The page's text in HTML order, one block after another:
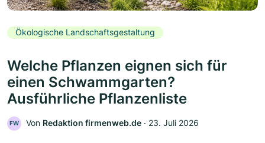
Ökologische Landschaftsgestaltung
Welche Pflanzen eignen sich für
einen Schwammgarten?
Ausführliche Pflanzenliste
FW Von Redaktion firmenweb.de ‧ 23. Juli 2026